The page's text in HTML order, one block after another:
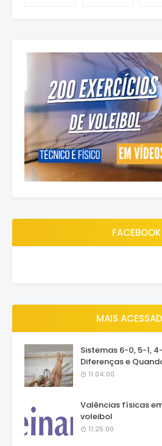
FACEBOOK
MAIS
Sistemas 6-0, 5-1,
Diferenças e
11:04:00
Valências físicas
voleibol
11:25:00